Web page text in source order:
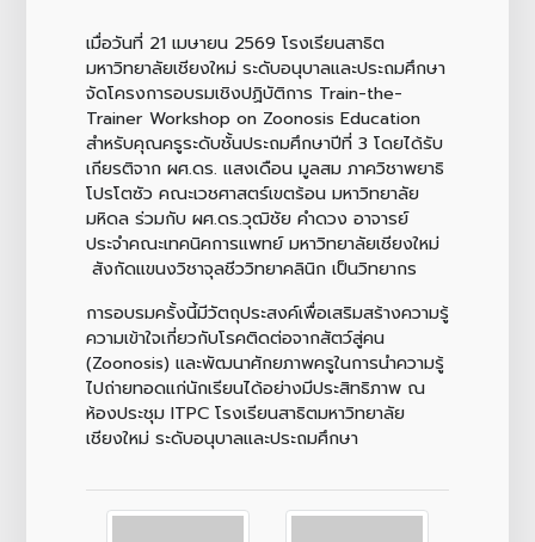
เมื่อวันที่ 21 เมษายน 2569 โรงเรียนสาธิต
มหาวิทยาลัยเชียงใหม่ ระดับอนุบาลและประถมศึกษา
จัดโครงการอบรมเชิงปฏิบัติการ Train-the-
Trainer Workshop on Zoonosis Education
สำหรับคุณครูระดับชั้นประถมศึกษาปีที่ 3 โดยได้รับ
เกียรติจาก ผศ.ดร. แสงเดือน มูลสม ภาควิชาพยาธิ
โปรโตซัว คณะเวชศาสตร์เขตร้อน มหาวิทยาลัย
มหิดล ร่วมกับ ผศ.ดร.วุฒิชัย คำดวง อาจารย์
ประจำคณะเทคนิคการแพทย์ มหาวิทยาลัยเชียงใหม่
สังกัดแขนงวิชาจุลชีววิทยาคลินิก เป็นวิทยากร
การอบรมครั้งนี้มีวัตถุประสงค์เพื่อเสริมสร้างความรู้
ความเข้าใจเกี่ยวกับโรคติดต่อจากสัตว์สู่คน
(Zoonosis) และพัฒนาศักยภาพครูในการนำความรู้
ไปถ่ายทอดแก่นักเรียนได้อย่างมีประสิทธิภาพ ณ
ห้องประชุม ITPC โรงเรียนสาธิตมหาวิทยาลัย
เชียงใหม่ ระดับอนุบาลและประถมศึกษา